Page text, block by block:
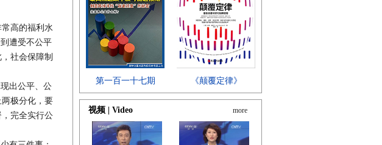
高的福利水
遭受不公平
社会保障制
出公平、公
极分化，要
完全实行公